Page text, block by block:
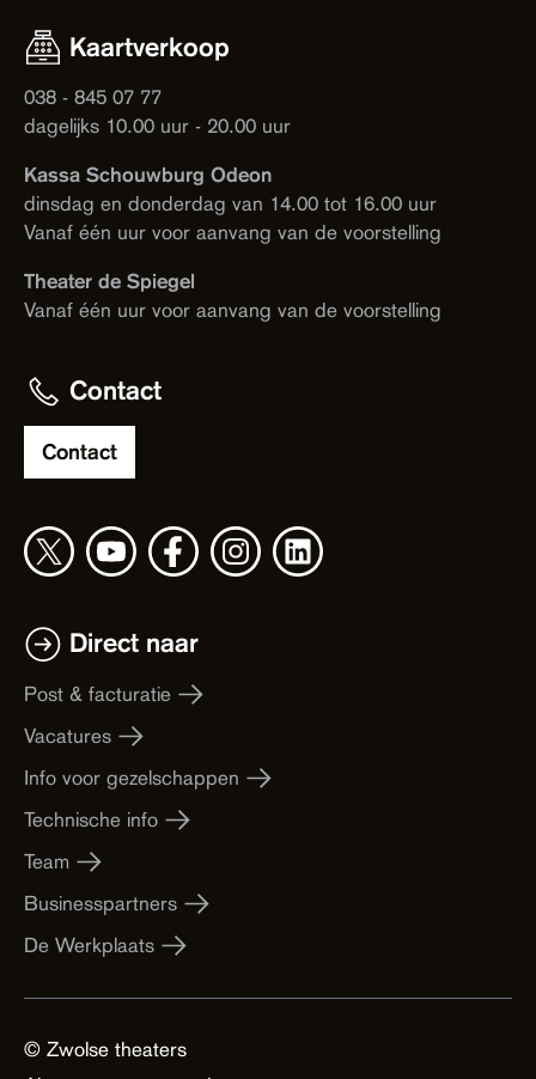
Kaartverkoop
038 - 845 07 77
dagelijks 10.00 uur - 20.00 uur
Kassa Schouwburg Odeon
dinsdag en donderdag van 14.00 tot 16.00 uur
Vanaf één uur voor aanvang van de voorstelling
Theater de Spiegel
Vanaf één uur voor aanvang van de voorstelling
Contact
Contact
Direct naar
Post & facturatie
Vacatures
Info voor gezelschappen
Technische info
Team
Businesspartners
De Werkplaats
© Zwolse theaters